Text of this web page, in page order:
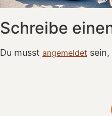
Schreibe
Du musst angemeldet